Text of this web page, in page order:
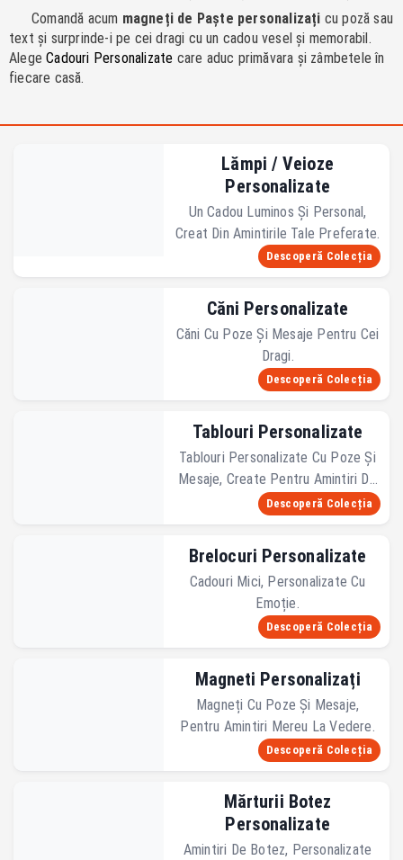
Comandă acum magneți de Paște personalizați cu poză sau
text și surprinde-i pe cei dragi cu un cadou vesel și memorabil.
AlegeCadouri Personalizate care aduc primăvara și zâmbetele în
fiecare casă.
Lămpi / Veioze
Personalizate
Un Cadou Luminos Și Personal,
Creat Din Amintirile Tale Preferate.
Descoperă Colecția
Căni Personalizate
Căni Cu Poze Și Mesaje Pentru Cei
Dragi.
Descoperă Colecția
Tablouri Personalizate
Tablouri Personalizate Cu Poze Și
Mesaje, Create Pentru Amintiri De
Pus La Loc De Cinste.
Descoperă Colecția
Brelocuri Personalizate
Cadouri Mici, Personalizate Cu
Emoție.
Descoperă Colecția
Magneti Personalizați
Magneți Cu Poze Și Mesaje,
Pentru Amintiri Mereu La Vedere.
Descoperă Colecția
Mărturii Botez
Personalizate
Amintiri De Botez, Personalizate